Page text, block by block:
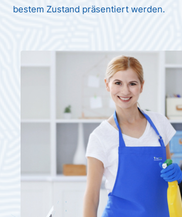
bestem Zustand präsentiert werden.